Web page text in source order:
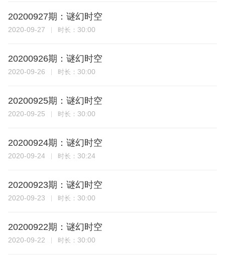
20200927期：谜幻时空
2020-09-27 时长： 30:00
20200926期：谜幻时空
2020-09-26 时长： 30:00
20200925期：谜幻时空
2020-09-25 时长： 30:00
20200924期：谜幻时空
2020-09-24 时长： 30:24
20200923期：谜幻时空
2020-09-23 时长： 30:00
20200922期：谜幻时空
2020-09-22 时长： 30:00